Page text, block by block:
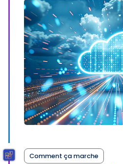
Comment ça marche